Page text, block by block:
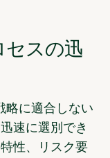
スの迅
略に適合しない
速に選別でき
性、リスク要